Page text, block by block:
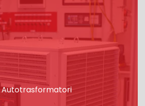
Autotrasformatori